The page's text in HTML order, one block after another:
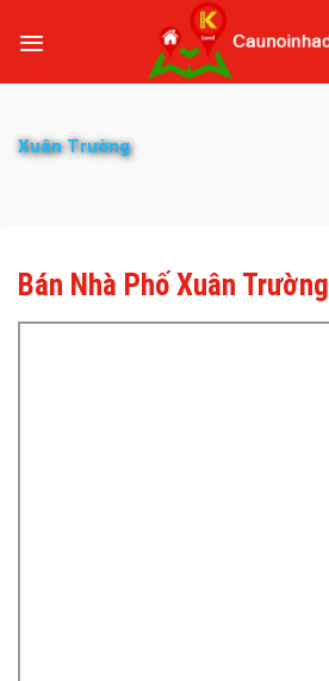
Xuân Trường
Bán Nhà Phố Xuân Trường